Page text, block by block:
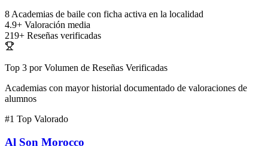
8 Academias de baile con ficha activa en la localidad
4.9+ Valoración media
219+ Reseñas verificadas
Top 3 por Volumen de Reseñas Verificadas
Academias con mayor historial documentado de valoraciones de
alumnos
#1 Top Valorado
Al Son Morocco